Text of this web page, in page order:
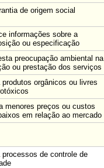
de origem social
informações sobre a
ou especificação
preocupação ambiental na
ou prestação dos serviços
produtos orgânicos ou livres
menores preços ou custos
em relação ao mercado
processos de controle de